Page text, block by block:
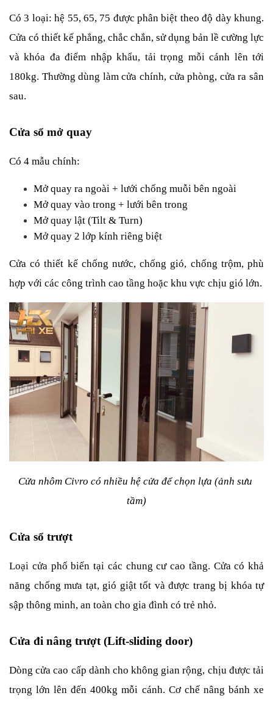
Có 3 loại: hệ 55, 65, 75 được phân biệt theo độ dày khung.
Cửa có thiết kế phẳng, chắc chắn, sử dụng bản lề cường lực
và khóa đa điểm nhập khẩu, tải trọng mỗi cánh lên tới
180kg. Thường dùng làm cửa chính, cửa phòng, cửa ra sân
sau.
Cửa sổ mở quay
Có 4 mẫu chính:
Mở quay ra ngoài + lưới chống muỗi bên ngoài
Mở quay vào trong + lưới bên trong
Mở quay lật (Tilt & Turn)
Mở quay 2 lớp kính riêng biệt
Cửa có thiết kế chống nước, chống gió, chống trộm, phù
hợp với các công trình cao tầng hoặc khu vực chịu gió lớn.
Cửa nhôm Civro có nhiều hệ cửa để chọn lựa (ảnh sưu
tầm)
Cửa sổ trượt
Loại cửa phổ biến tại các chung cư cao tầng. Cửa có khả
năng chống mưa tạt, gió giật tốt và được trang bị khóa tự
sập thông minh, an toàn cho gia đình có trẻ nhỏ.
Cửa đi nâng trượt (Lift-sliding door)
Dòng cửa cao cấp dành cho không gian rộng, chịu được tải
trọng lớn lên đến 400kg mỗi cánh. Cơ chế nâng bánh xe